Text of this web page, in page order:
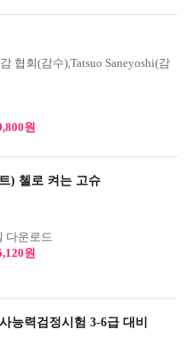
협회(감수),Tatsuo Saneyoshi(감
원
) 첼로 켜는 고슈
다운로드
원
능력검정시험 3-6급 대비